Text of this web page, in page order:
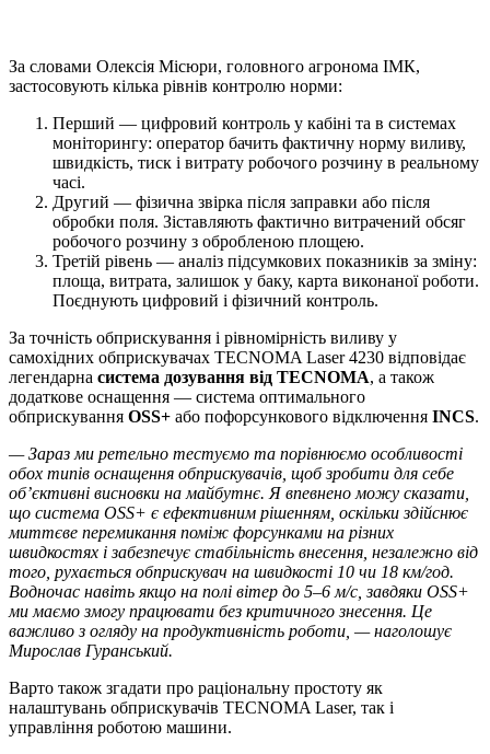
За словами Олексія Місюри, головного агронома ІМК,
застосовують кілька рівнів контролю норми:
Перший — цифровий контроль у кабіні та в системах
моніторингу: оператор бачить фактичну норму виливу,
швидкість, тиск і витрату робочого розчину в реальному
часі.
Другий — фізична звірка після заправки або після
обробки поля. Зіставляють фактично витрачений обсяг
робочого розчину з обробленою площею.
Третій рівень — аналіз підсумкових показників за зміну:
площа, витрата, залишок у баку, карта виконаної роботи.
Поєднують цифровий і фізичний контроль.
За точність обприскування і рівномірність виливу у
самохідних обприскувачах TECNOMA Laser 4230 відповідає
легендарна система дозування від TECNOMA, а також
додаткове оснащення — система оптимального
обприскування OSS+ або пофорсункового відключення INCS.
— Зараз ми ретельно тестуємо та порівнюємо особливості
обох типів оснащення обприскувачів, щоб зробити для себе
об’єктивні висновки на майбутнє. Я впевнено можу сказати,
що система OSS+ є ефективним рішенням, оскільки здійснює
миттєве перемикання поміж форсунками на різних
швидкостях і забезпечує стабільність внесення, незалежно від
того, рухається обприскувач на швидкості 10 чи 18 км/год.
Водночас навіть якщо на полі вітер до 5–6 м/с, завдяки OSS+
ми маємо змогу працювати без критичного знесення. Це
важливо з огляду на продуктивність роботи, — наголошує
Мирослав Гуранський.
Варто також згадати про раціональну простоту як
налаштувань обприскувачів TECNOMA Laser, так і
управління роботою машини.